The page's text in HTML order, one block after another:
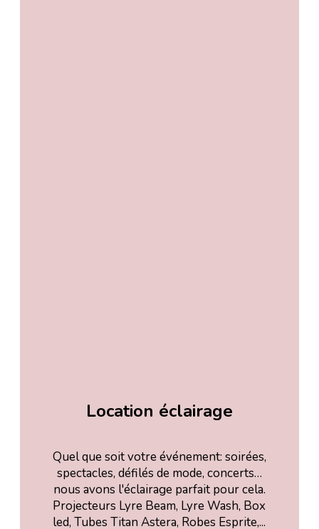
Location éclairage
Quel que soit votre événement: soirées,
spectacles, défilés de mode, concerts…
nous avons l'éclairage parfait pour cela.
Projecteurs Lyre Beam, Lyre Wash, Box
led, Tubes Titan Astera, Robes Esprite,...